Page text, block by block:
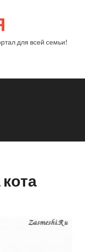
для всей семьи!